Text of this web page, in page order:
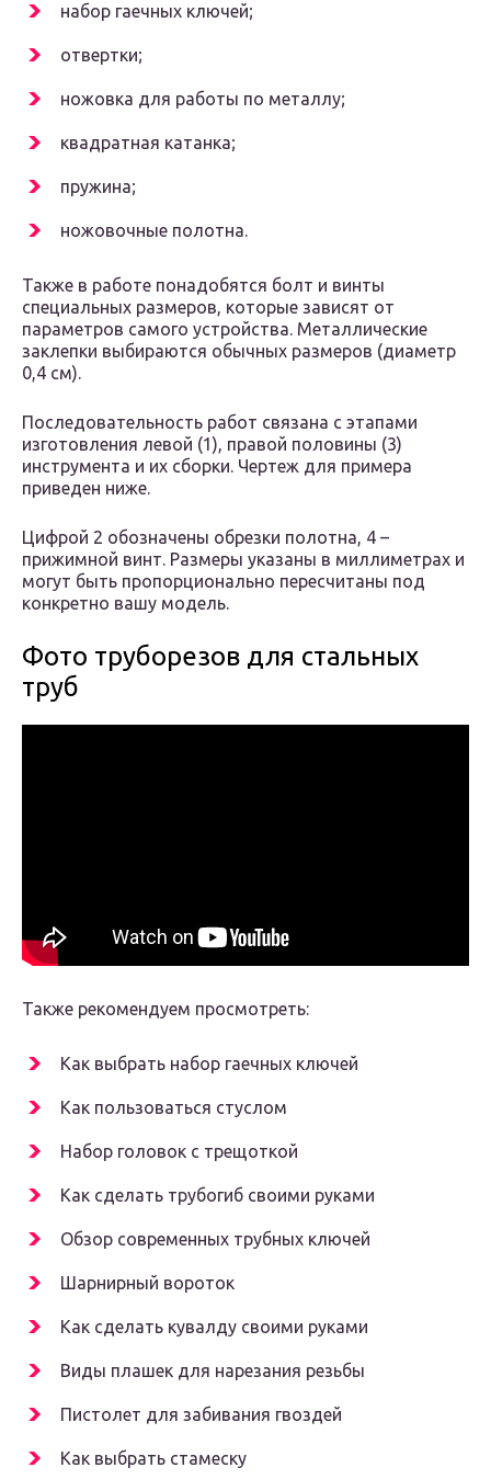
набор гаечных ключей;
отвертки;
ножовка для работы по металлу;
квадратная катанка;
пружина;
ножовочные полотна.
Также в работе понадобятся болт и винты
специальных размеров, которые зависят от
параметров самого устройства. Металлические
заклепки выбираются обычных размеров (диаметр
0,4 см).
Последовательность работ связана с этапами
изготовления левой (1), правой половины (3)
инструмента и их сборки. Чертеж для примера
приведен ниже.
Цифрой 2 обозначены обрезки полотна, 4 –
прижимной винт. Размеры указаны в миллиметрах и
могут быть пропорционально пересчитаны под
конкретно вашу модель.
Фото труборезов для стальных
труб
Также рекомендуем просмотреть:
Как выбрать набор гаечных ключей
Как пользоваться стуслом
Набор головок с трещоткой
Как сделать трубогиб своими руками
Обзор современных трубных ключей
Шарнирный вороток
Как сделать кувалду своими руками
Виды плашек для нарезания резьбы
Пистолет для забивания гвоздей
Как выбрать стамеску